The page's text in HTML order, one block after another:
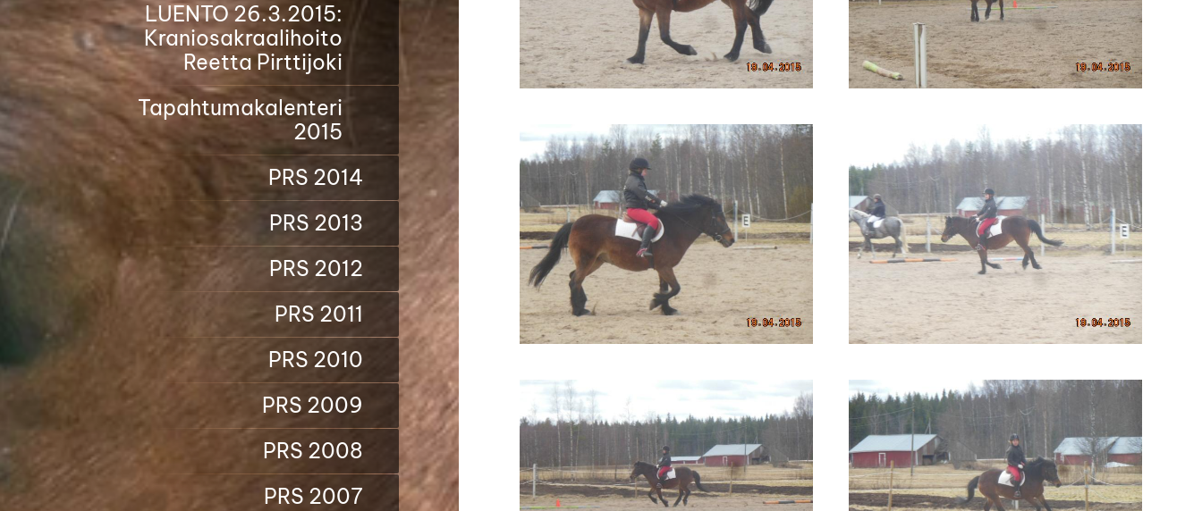
LUENTO 26.3.2015:
Kraniosakraalihoito
Reetta Pirttijoki
Tapahtumakalenteri
2015
PRS 2014
PRS 2013
PRS 2012
PRS 2011
PRS 2010
PRS 2009
PRS 2008
PRS 2007